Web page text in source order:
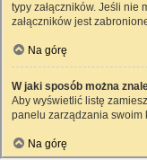
typy załączników. Jeśli nie
załączników jest
Na górę
W jaki sposób można
Aby wyświetlić listę
panelu zarządzania
Na górę